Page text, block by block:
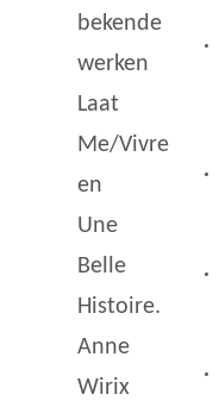
bekende
werken
Laat
Me/Vivre
en
Une
Belle
Histoire.
Anne
Wirix